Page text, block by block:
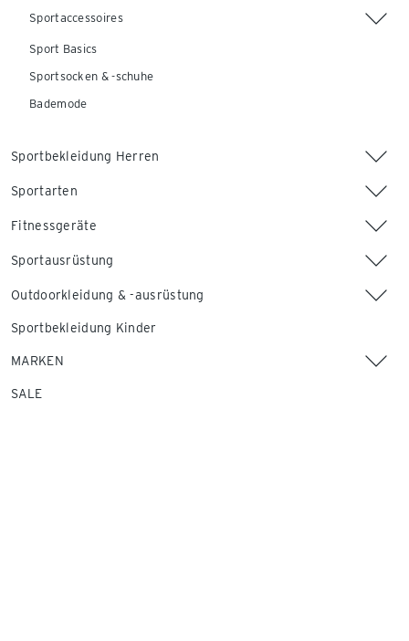
Sportaccessoires
Sport Basics
Sportsocken & -schuhe
Bademode
Sportbekleidung Herren
Sportarten
Fitnessgeräte
Sportausrüstung
Outdoorkleidung & -ausrüstung
Sportbekleidung Kinder
MARKEN
SALE